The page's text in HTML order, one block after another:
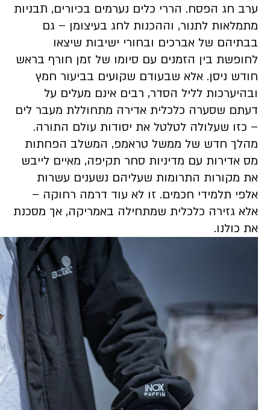
ערב חג הפסח. הררי כלים נערמים בכיורים, תבניות
מתמלאות לתנור, וההכנות לחג בעיצומן – גם
בבתיהם של אברכים ובחורי ישיבות שיצאו
לחופשת בין הזמנים עם סיומו של זמן חורף בראש
חודש ניסן. אלא שבעודם שקועים בביעור חמץ
ובהיערכות לליל הסדר, רבים אינם מעלים על
דעתם שסערה כלכלית אדירה מתחוללת מעבר לים
– כזו שעלולה לטלטל את יסודות עולם התורה.
מהלך חדש של ממשל טראמפ, המשלב הפחתות
מס אדירות עם מדיניות סחר תקיפה, מאיים לייבש
את מקורות התרומות שעליהם נשענים עשרות
אלפי תלמידי חכמים. זו לא עוד דרמה רחוקה –
אלא גזירה כלכלית שמתחילה באמריקה, אך מסכנת
את כולנו.